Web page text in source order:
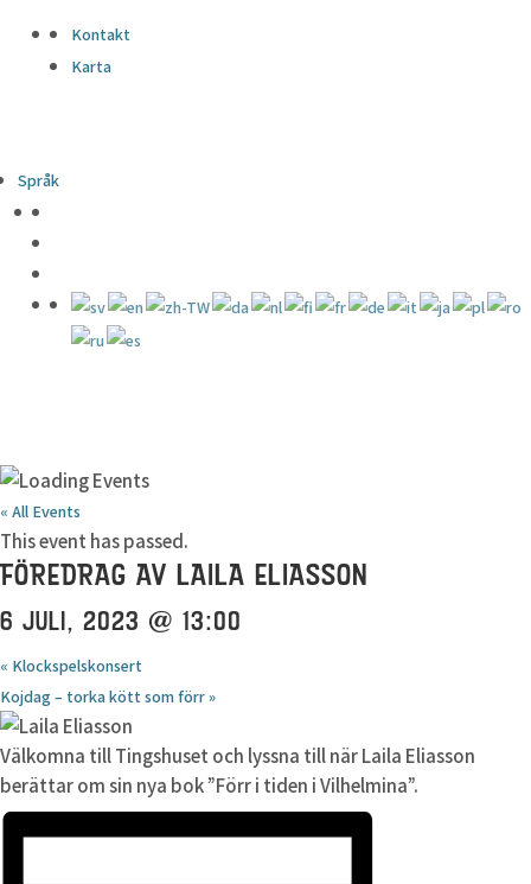
Kontakt
Karta
Språk
« All Events
This event has passed.
FÖREDRAG AV LAILA ELIASSON
6 JULI, 2023 @ 13:00
« Klockspelskonsert
Kojdag – torka kött som förr»
Välkomna till Tingshuset och lyssna till när Laila Eliasson
berättar om sin nya bok ”Förr i tiden i Vilhelmina”.